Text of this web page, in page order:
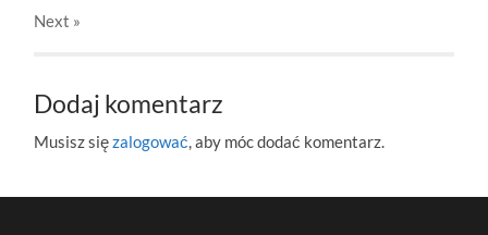
Next »
Dodaj komentarz
Musisz sięzalogować , aby móc dodać komentarz.